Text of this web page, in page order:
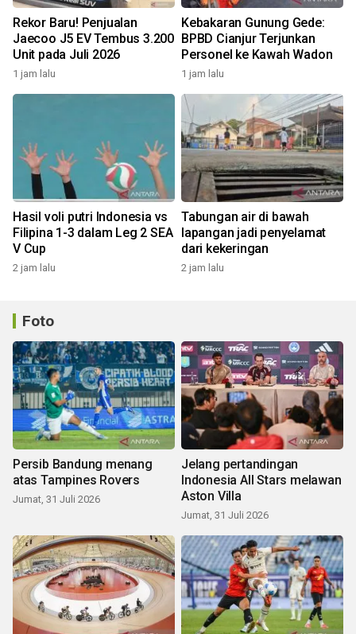
Rekor Baru! Penjualan
Jaecoo J5 EV Tembus 3.200
Unit pada Juli 2026
1 jam lalu
Kebakaran Gunung Gede:
BPBD Cianjur Terjunkan
Personel ke Kawah Wadon
1 jam lalu
Hasil voli putri Indonesia vs
Filipina 1-3 dalam Leg 2 SEA
V Cup
2 jam lalu
Tabungan air di bawah
lapangan jadi penyelamat
dari kekeringan
2 jam lalu
Foto
Persib Bandung menang
atas Tampines Rovers
Jumat, 31 Juli 2026
Jelang pertandingan
Indonesia All Stars melawan
Aston Villa
Jumat, 31 Juli 2026